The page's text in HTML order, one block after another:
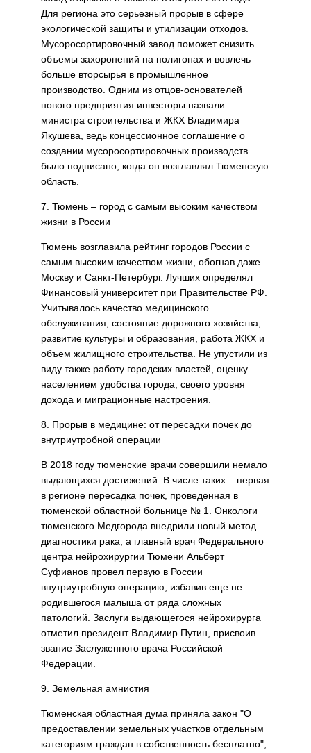
Для региона это серьезный прорыв в сфере
экологической защиты и утилизации отходов.
Мусоросортировочный завод поможет снизить
объемы захоронений на полигонах и вовлечь
больше вторсырья в промышленное
производство. Одним из отцов-основателей
нового предприятия инвесторы назвали
министра строительства и ЖКХ Владимира
Якушева, ведь концессионное соглашение о
создании мусоросортировочных производств
было подписано, когда он возглавлял Тюменскую
область.
7. Тюмень – город с самым высоким качеством
жизни в России
Тюмень возглавила рейтинг городов России с
самым высоким качеством жизни, обогнав даже
Москву и Санкт-Петербург. Лучших определял
Финансовый университет при Правительстве РФ.
Учитывалось качество медицинского
обслуживания, состояние дорожного хозяйства,
развитие культуры и образования, работа ЖКХ и
объем жилищного строительства. Не упустили из
виду также работу городских властей, оценку
населением удобства города, своего уровня
дохода и миграционные настроения.
8. Прорыв в медицине: от пересадки почек до
внутриутробной операции
В 2018 году тюменские врачи совершили немало
выдающихся достижений. В числе таких – первая
в регионе пересадка почек, проведенная в
тюменской областной больнице № 1. Онкологи
тюменского Медгорода внедрили новый метод
диагностики рака, а главный врач Федерального
центра нейрохирургии Тюмени Альберт
Суфианов провел первую в России
внутриутробную операцию, избавив еще не
родившегося малыша от ряда сложных
патологий. Заслуги выдающегося нейрохирурга
отметил президент Владимир Путин, присвоив
звание Заслуженного врача Российской
Федерации.
9. Земельная амнистия
Тюменская областная дума приняла закон "О
предоставлении земельных участков отдельным
категориям граждан в собственность бесплатно",